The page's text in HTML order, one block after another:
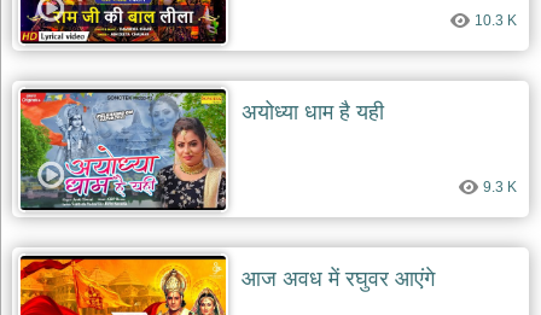
बाबा
बालक
नाथ
भजन
baba
balak
nath
bhajans
देश
भक्ति
भजन
patriotic
bhajans
10.3 K
अयोध्या धाम है यही
9.3 K
आज अवध में रघुवर आएंगे